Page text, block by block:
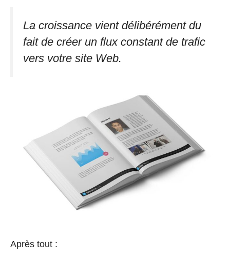
La croissance vient délibérément du
fait de créer un flux constant de trafic
vers votre site Web.
Après tout :